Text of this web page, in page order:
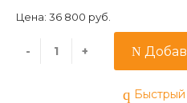
Цена: 36 800 руб.
- +
Быстрый